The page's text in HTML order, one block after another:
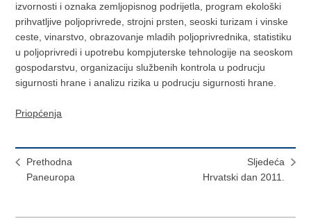
izvornosti i oznaka zemljopisnog podrijetla, program ekološki
prihvatljive poljoprivrede, strojni prsten, seoski turizam i vinske
ceste, vinarstvo, obrazovanje mladih poljoprivrednika, statistiku
u poljoprivredi i upotrebu kompjuterske tehnologije na seoskom
gospodarstvu, organizaciju službenih kontrola u podrucju
sigurnosti hrane i analizu rizika u podrucju sigurnosti hrane.
Priopćenja
Prethodna
Paneuropa
Sljedeća
Hrvatski dan 2011.